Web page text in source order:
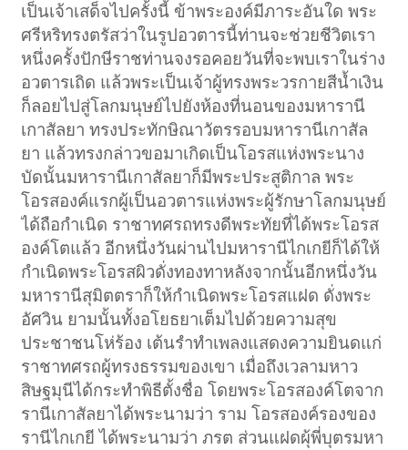
เป็นเจ้าเสด็จไปครั้งนี้ ข้าพระองค์มีภาระอันใด พระ
ศรีหริทรงตรัสว่าในรูปอวตารนี้ท่านจะช่วยชีวิตเรา
หนึ่งครั้งปักษีราชท่านจงรอคอยวันที่จะพบเราในร่าง
อวตารเถิด แล้วพระเป็นเจ้าผู้ทรงพระวรกายสีน้ำเงิน
ก็ลอยไปสู่โลกมนุษย์ไปยังห้องที่นอนของมหารานี
เกาสัลยา ทรงประทักษิณาวัตรรอบมหารานีเกาสัล
ยา แล้วทรงกล่าวขอมาเกิดเป็นโอรสแห่งพระนาง
บัดนั้นมหารานีเกาสัลยาก็มีพระประสูติกาล พระ
โอรสองค์แรกผู้เป็นอวตารแห่งพระผู้รักษาโลกมนุษย์
ได้ถือกำเนิด ราชาทศรถทรงดีพระทัยที่ได้พระโอรส
องค์โตแล้ว อีกหนึ่งวันผ่านไปมหารานีไกเกยีก็ได้ให้
กำเนิดพระโอรสผิวดั่งทองทาหลังจากนั้นอีกหนึ่งวัน
มหารานีสุมิตตราก็ให้กำเนิดพระโอรสแฝด ดั่งพระ
อัศวิน ยามนั้นทั้งอโยธยาเต็มไปด้วยความสุข
ประชาชนโห่ร้อง เต้นรำทำเพลงแสดงความยินดแก่
ราชาทศรถผู้ทรงธรรมของเขา เมื่อถึงเวลามหาว
สิษฐมุนีได้กระทำพิธีตั้งชื่อ โดยพระโอรสองค์โตจาก
รานีเกาสัลยาได้พระนามว่า ราม โอรสองค์รองของ
รานีไกเกยี ได้พระนามว่า ภรต ส่วนแฝดผุ้พี่บุตรมหา